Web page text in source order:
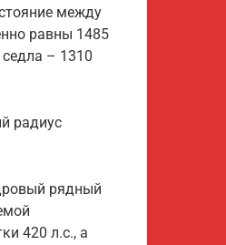
между
равны 1485
– 1310
радиус
рядный
420 л.с., а